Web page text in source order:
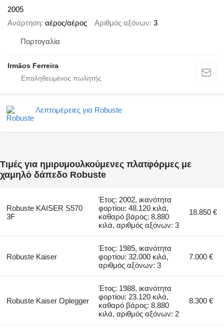
2005
Ανάρτηση αέρος/αέρος Αριθμός αξόνων 3
Πορτογαλία
Irmãos Ferreira
Λεπτομέρειες για Robuste
Τιμές για ημιρυμουλκούμενες πλατφόρμες με
χαμηλό δάπεδο Robuste
Robuste KAISER S570
3F
Έτος: 2002, ικανότητα
φορτίου: 48.120 κιλά,
καθαρό βάρος: 8.880
κιλά, αριθμός αξόνων: 3
18.850 €
Robuste Kaiser
Έτος: 1985, ικανότητα
φορτίου: 32.000 κιλά,
αριθμός αξόνων: 3
7.000 €
Robuste Kaiser Oplegger
Έτος: 1988, ικανότητα
φορτίου: 23.120 κιλά,
καθαρό βάρος: 8.880
κιλά, αριθμός αξόνων: 2
8.300 €